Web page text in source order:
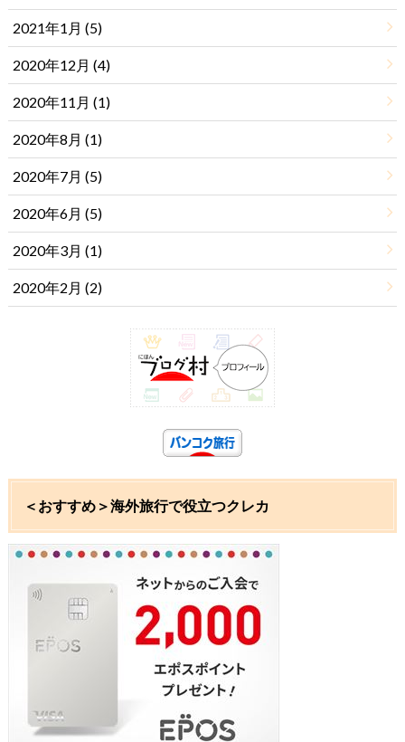
2021年1月 (5)
2020年12月 (4)
2020年11月 (1)
2020年8月 (1)
2020年7月 (5)
2020年6月 (5)
2020年3月 (1)
2020年2月 (2)
＜おすすめ＞海外旅行で役立つクレカ